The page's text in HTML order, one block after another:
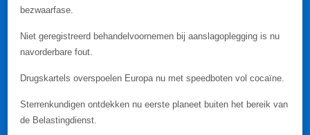
bezwaarfase.
Niet geregistreerd behandelvoornemen bij aanslagoplegging is nu
navorderbare fout.
Drugskartels overspoelen Europa nu met speedboten vol cocaïne.
Sterrenkundigen ontdekken nu eerste planeet buiten het bereik van
de Belastingdienst.